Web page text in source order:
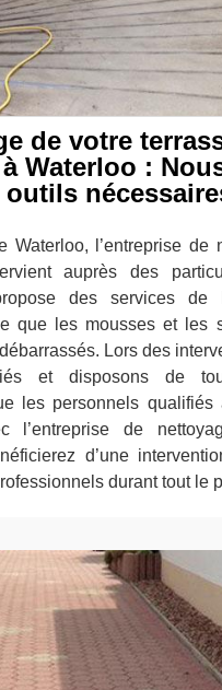
de votre
Waterloo :
l’entreprise de
auprès des
des services de
que les mousses et les
Lors des
et disposons de
les personnels
l’entreprise de
d’une
durant tout le